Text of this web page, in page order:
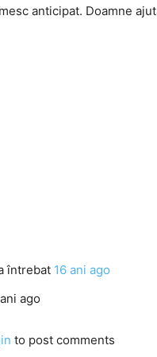
anticipat. Doamne
întrebat 16 ani ago
ago
to post comments